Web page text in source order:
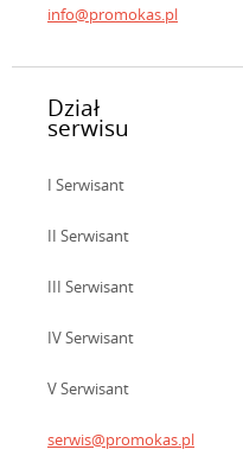
info@promokas.pl
Dział
serwisu
I Serwisant
II Serwisant
III Serwisant
IV Serwisant
V Serwisant
serwis@promokas.pl